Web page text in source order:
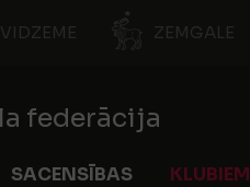
VIDZEME ZEMGALE
federācija
SACENSĪBAS KLUBIEM